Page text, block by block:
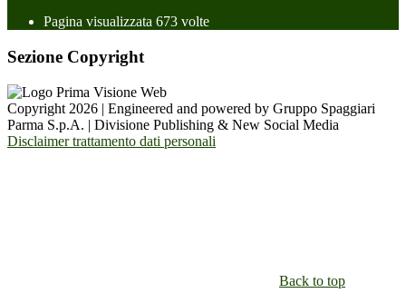
Pagina visualizzata 673 volte
Sezione Copyright
Copyright 2026 | Engineered and powered by Gruppo Spaggiari
Parma S.p.A. | Divisione Publishing & New Social Media
Disclaimer trattamento dati personali
Back to top